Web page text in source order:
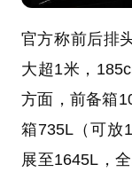
官方称前后排
大超1米，
方面，前备箱
箱735L（可放
展至1645L，